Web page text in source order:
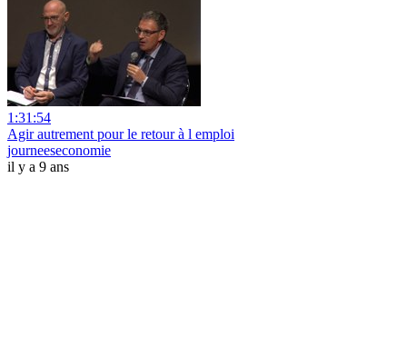
1:31:54
Agir autrement pour le retour à l emploi
journeeseconomie
il y a 9 ans